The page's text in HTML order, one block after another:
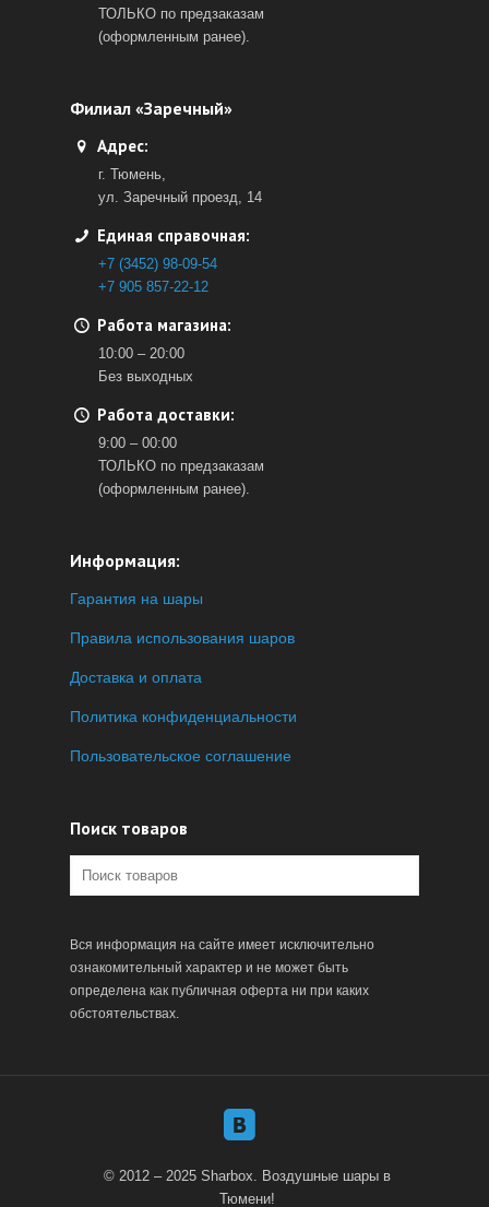
ТОЛЬКО по предзаказам
(оформленным ранее).
Филиал «Заречный»
Адрес:
г. Тюмень,
ул. Заречный проезд, 14
Единая справочная:
+7 (3452) 98-09-54
+7 905 857-22-12
Работа магазина:
10:00 – 20:00
Без выходных
Работа доставки:
9:00 – 00:00
ТОЛЬКО по предзаказам
(оформленным ранее).
Информация:
Гарантия на шары
Правила использования шаров
Доставка и оплата
Политика конфиденциальности
Пользовательское соглашение
Поиск товаров
Вся информация на сайте имеет исключительно
ознакомительный характер и не может быть
определена как публичная оферта ни при каких
обстоятельствах.
© 2012 – 2025 Sharbox. Воздушные шары в
Тюмени!